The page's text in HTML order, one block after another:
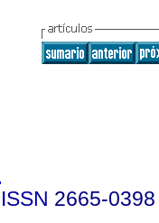
ISSN 2665-0398